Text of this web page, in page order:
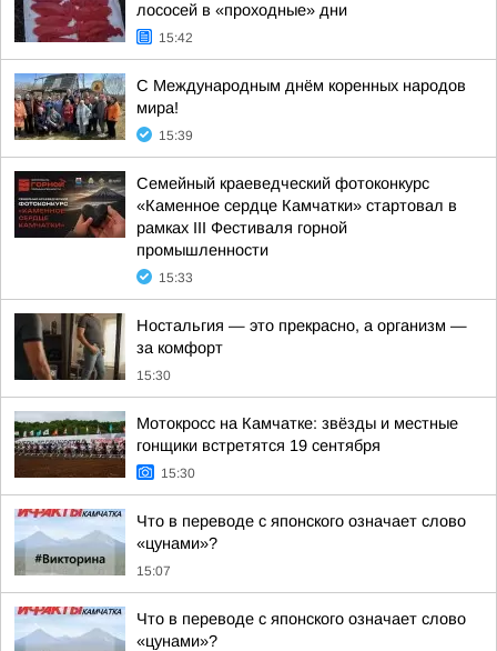
лососей в «проходные» дни
15:42
С Международным днём коренных народов
мира!
15:39
Семейный краеведческий фотоконкурс
«Каменное сердце Камчатки» стартовал в
рамках III Фестиваля горной
промышленности
15:33
Ностальгия — это прекрасно, а организм —
за комфорт
15:30
Мотокросс на Камчатке: звёзды и местные
гонщики встретятся 19 сентября
15:30
Что в переводе с японского означает слово
«цунами»?
15:07
Что в переводе с японского означает слово
«цунами»?